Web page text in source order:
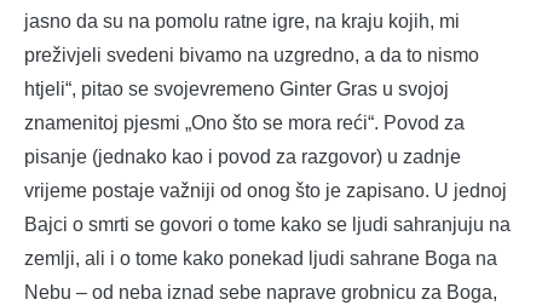
jasno da su na pomolu ratne igre, na kraju kojih, mi
preživjeli svedeni bivamo na uzgredno, a da to nismo
htjeli“, pitao se svojevremeno Ginter Gras u svojoj
znamenitoj pjesmi „Ono što se mora reći“. Povod za
pisanje (jednako kao i povod za razgovor) u zadnje
vrijeme postaje važniji od onog što je zapisano. U jednoj
Bajci o smrti se govori o tome kako se ljudi sahranjuju na
zemlji, ali i o tome kako ponekad ljudi sahrane Boga na
Nebu – od neba iznad sebe naprave grobnicu za Boga,